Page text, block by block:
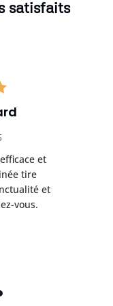
satisfaits
et
tire
et
vous.